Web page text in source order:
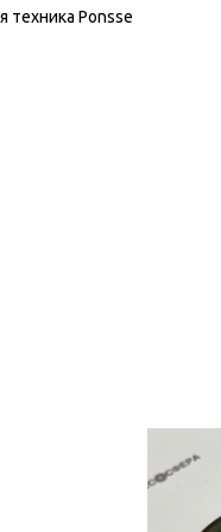
техника Ponsse